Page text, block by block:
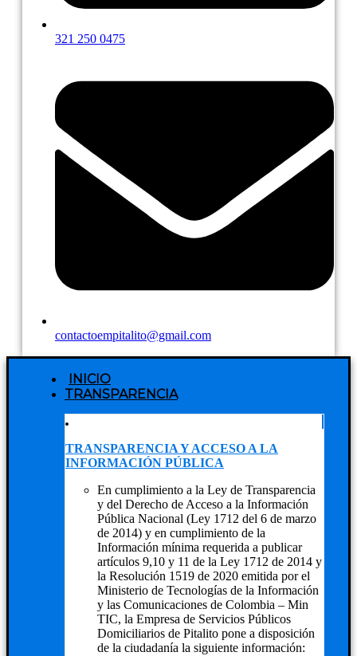
321 250 0475
contactoempitalito@gmail.com
INICIO
TRANSPARENCIA
TRANSPARENCIA Y ACCESO A LA
INFORMACIÓN PÚBLICA
En cumplimiento a la Ley de Transparencia
y del Derecho de Acceso a la Información
Pública Nacional (Ley 1712 del 6 de marzo
de 2014) y en cumplimiento de la
Información mínima requerida a publicar
artículos 9,10 y 11 de la Ley 1712 de 2014 y
la Resolución 1519 de 2020 emitida por el
Ministerio de Tecnologías de la Información
y las Comunicaciones de Colombia – Min
TIC, la Empresa de Servicios Públicos
Domiciliarios de Pitalito pone a disposición
de la ciudadanía la siguiente información: